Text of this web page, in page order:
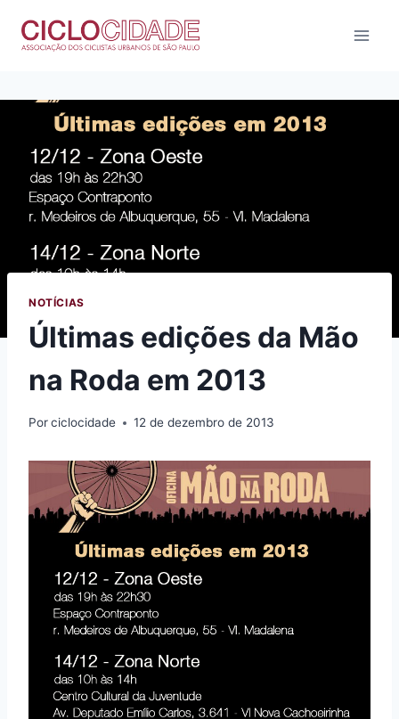
para
NOTÍCIAS
Últimas edições da Mão
na Roda em 2013
Porciclocidade 12 de dezembro de 2013